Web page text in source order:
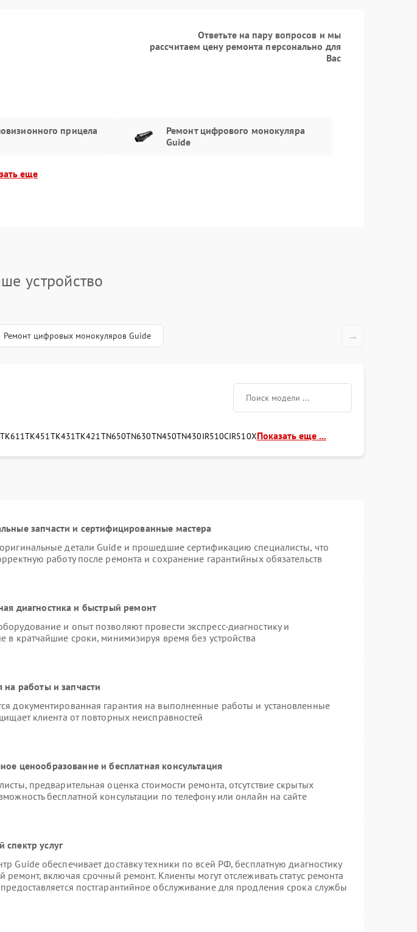
мин 1 год 750 рублей Заказать
мин
Ответьте на пару вопросов и мы
рассчитаем цену ремонта персонально для
Вас
прицела
Ремонт цифрового монокуляра
Guide
еще
устройство
Ремонт цифровых монокуляров Guide →
TK611TK451TK431TK421TN650TN630TN450TN430IR510CIR510XПоказать еще ...
запчасти и сертифицированные мастера
детали Guide и прошедшие сертификацию специалисты, что
работу после ремонта и сохранение гарантийных обязательств
диагностика и быстрый ремонт
и опыт позволяют провести экспресс-диагностику и
в кратчайшие сроки, минимизируя время без устройства
на работы и запчасти
документированная гарантия на выполненные работы и установленные
клиента от повторных неисправностей
ценообразование и бесплатная консультация
предварительная оценка стоимости ремонта, отсутствие скрытых
бесплатной консультации по телефону или онлайн на сайте
спектр услуг
Guide обеспечивает доставку техники по всей РФ, бесплатную диагностику
ремонт, включая срочный ремонт. Клиенты могут отслеживать статус ремонта
постгарантийное обслуживание для продления срока службы